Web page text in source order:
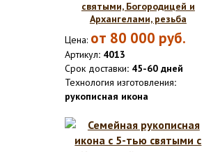
святыми, Богородицей и
Архангелами, резьба
Цена: от 80 000 руб.
Артикул: 4013
Срок доставки: 45-60 дней
Технология изготовления:
рукописная икона